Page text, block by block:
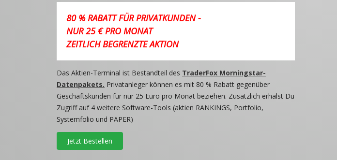
80 % RABATT FÜR PRIVATKUNDEN -
NUR 25 € PRO MONAT
ZEITLICH BEGRENZTE AKTION
Das Aktien-Terminal ist Bestandteil des TraderFox Morningstar-
Datenpakets. Privatanleger können es mit 80 % Rabatt gegenüber
Geschäftskunden für nur 25 Euro pro Monat beziehen. Zusätzlich erhälst Du
Zugriff auf 4 weitere Software-Tools (aktien RANKINGS, Portfolio,
Systemfolio und PAPER)
Jetzt Bestellen